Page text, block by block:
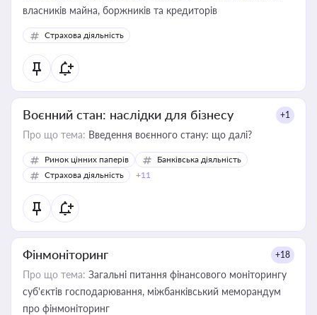
власників майна, боржників та кредиторів
Страхова діяльність
Воєнний стан: наслідки для бізнесу +1
Про що тема: Введення воєнного стану: що далі?
Ринок цінних паперів
Банківська діяльність
Страхова діяльність
+11
Фінмоніторинг +18
Про що тема: Загальні питання фінансового моніторингу
суб'єктів господарювання, міжбанківський меморандум
про фінмоніторинг